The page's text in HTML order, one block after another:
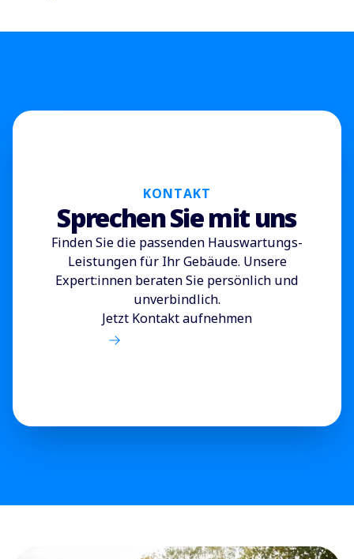
KONTAKT
Sprechen Sie mit uns
Finden Sie die passenden Hauswartungs-
Leistungen für Ihr Gebäude. Unsere
Expert:innen beraten Sie persönlich und
unverbindlich.
Jetzt Kontakt aufnehmen